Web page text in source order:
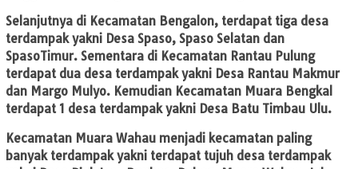
Selanjutnya di Kecamatan Bengalon, terdapat tiga desa
terdampak yakni Desa Spaso, Spaso Selatan dan
SpasoTimur. Sementara di Kecamatan Rantau Pulung
terdapat dua desa terdampak yakni Desa Rantau Makmur
dan Margo Mulyo. Kemudian Kecamatan Muara Bengkal
terdapat 1 desa terdampak yakni Desa Batu Timbau Ulu.
Kecamatan Muara Wahau menjadi kecamatan paling
banyak terdampak yakni terdapat tujuh desa terdampak